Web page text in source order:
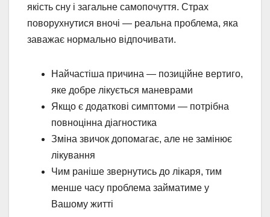
якість сну і загальне самопочуття. Страх
поворухнутися вночі — реальна проблема, яка
заважає нормально відпочивати.
Найчастіша причина — позиційне вертиго,
яке добре лікується маневрами
Якщо є додаткові симптоми — потрібна
повноцінна діагностика
Зміна звичок допомагає, але не замінює
лікування
Чим раніше звернутись до лікаря, тим
менше часу проблема займатиме у
Вашому житті